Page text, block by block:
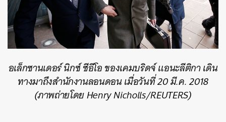
อเล็กซานเดอร์ นิกซ์ ซีอีโอ ของเคมบริดจ์ แอนะลีติกา เดิน
ทางมาถึงสำนักงานลอนดอน เมื่อวันที่ 20 มี.ค. 2018
(ภาพถ่ายโดย Henry Nicholls/REUTERS)